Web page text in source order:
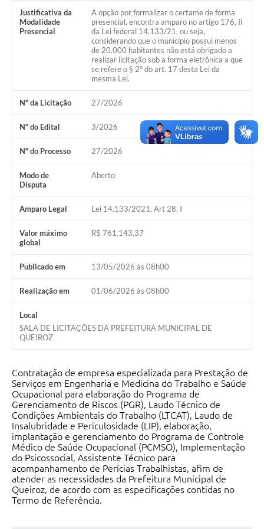
Justificativa da
Modalidade
Presencial
A opção por formalizar o certame de forma
presencial, encontra amparo no artigo 176, II
da Lei federal 14.133/21, ou seja,
considerando que o município possui menos
de 20.000 habitantes não está obrigado a
realizar licitação sob a forma eletrônica a que
se refere o § 2º do art. 17 desta Lei da
mesma Lei.
Nº da Licitação 27/2026
Nº do Edital 3/2026
Nº do Processo 27/2026
Modo de
Disputa
Aberto
Amparo Legal Lei 14.133/2021, Art 28, I
Valor máximo
global
R$ 761.143,37
Publicado em 13/05/2026 às 08h00
Realização em 01/06/2026 às 08h00
Local
SALA DE LICITAÇÕES DA PREFEITURA MUNICIPAL DE
QUEIROZ
Contratação de empresa especializada para Prestação de
Serviços em Engenharia e Medicina do Trabalho e Saúde
Ocupacional para elaboração do Programa de
Gerenciamento de Riscos (PGR), Laudo Técnico de
Condições Ambientais do Trabalho (LTCAT), Laudo de
Insalubridade e Periculosidade (LIP), elaboração,
implantação e gerenciamento do Programa de Controle
Médico de Saúde Ocupacional (PCMSO), Implementação
do Psicossocial, Assistente Técnico para
acompanhamento de Perícias Trabalhistas, afim de
atender as necessidades da Prefeitura Municipal de
Queiroz, de acordo com as especificações contidas no
Termo de Referência.